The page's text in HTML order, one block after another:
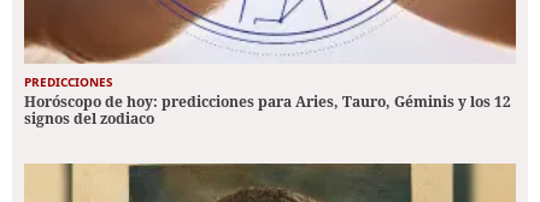
PREDICCIONES
Horóscopo de hoy: predicciones para Aries, Tauro, Géminis y los 12
signos del zodiaco